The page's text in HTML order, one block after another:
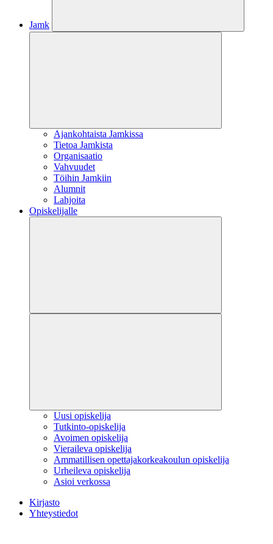
Jamk
Ajankohtaista Jamkissa
Tietoa Jamkista
Organisaatio
Vahvuudet
Töihin Jamkiin
Alumnit
Lahjoita
Opiskelijalle
Uusi opiskelija
Tutkinto-opiskelija
Avoimen opiskelija
Vieraileva opiskelija
Ammatillisen opettajakorkeakoulun opiskelija
Urheileva opiskelija
Asioi verkossa
Kirjasto
Yhteystiedot